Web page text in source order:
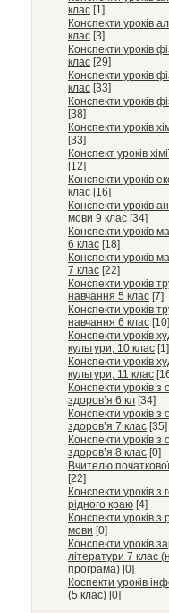
клас [1]
Конспекти уроків
клас [3]
Конспекти уроків
клас [29]
Конспекти уроків
клас [33]
Конспекти уроків
[38]
Конспекти уроків
[33]
Конспект уроків
[12]
Конспекти уроків
клас [16]
Конспекти уроків
мови 9 клас [34]
Конспекти уроків
6 клас [18]
Конспекти уроків
7 клас [22]
Конспекти уроків
навчання 5 клас [7]
Конспекти уроків
навчання 6 клас [10]
Конспекти уроків
культури, 10 клас [1]
Конспекти уроків
культури, 11 клас
Конспекти уроків з
здоров’я 6 кл [34]
Конспекти уроків з
здоров’я 7 клас [35]
Конспекти уроків з
здоров’я 8 клас [0]
Вчителю
[22]
Конспекти уроків з
рідного краю [4]
Конспекти уроків з
мови [0]
Конспекти уроків
літератури 7 клас
програма) [0]
Коспекти уроків
(5 клас) [0]